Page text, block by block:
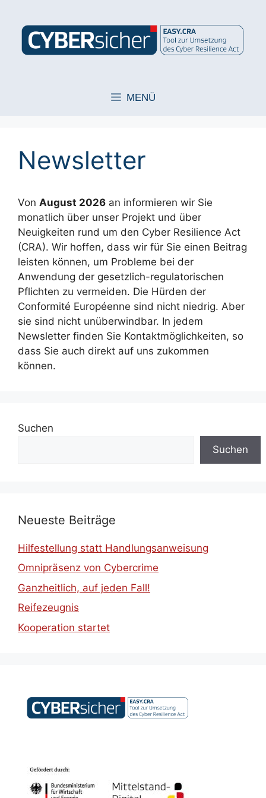
springen
MENÜ
Newsletter
Von August 2026 an informieren wir Sie
monatlich über unser Projekt und über
Neuigkeiten rund um den Cyber Resilience Act
(CRA). Wir hoffen, dass wir für Sie einen Beitrag
leisten können, um Probleme bei der
Anwendung der gesetzlich-regulatorischen
Pflichten zu vermeiden. Die Hürden der
Conformité Européenne sind nicht niedrig. Aber
sie sind nicht unüberwindbar. In jedem
Newsletter finden Sie Kontaktmöglichkeiten, so
dass Sie auch direkt auf uns zukommen
können.
Suchen
Suchen
Neueste Beiträge
Hilfestellung statt Handlungsanweisung
Omnipräsenz von Cybercrime
Ganzheitlich, auf jeden Fall!
Reifezeugnis
Kooperation startet